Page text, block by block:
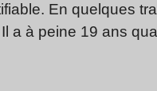
En quelques
a à peine 19 ans